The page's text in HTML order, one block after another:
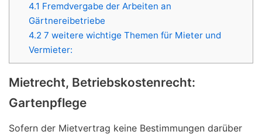
4.1 Fremdvergabe der Arbeiten an
Gärtnereibetriebe
4.2 7 weitere wichtige Themen für Mieter und
Vermieter:
Mietrecht, Betriebskostenrecht:
Gartenpflege
Sofern der Mietvertrag keine Bestimmungen darüber